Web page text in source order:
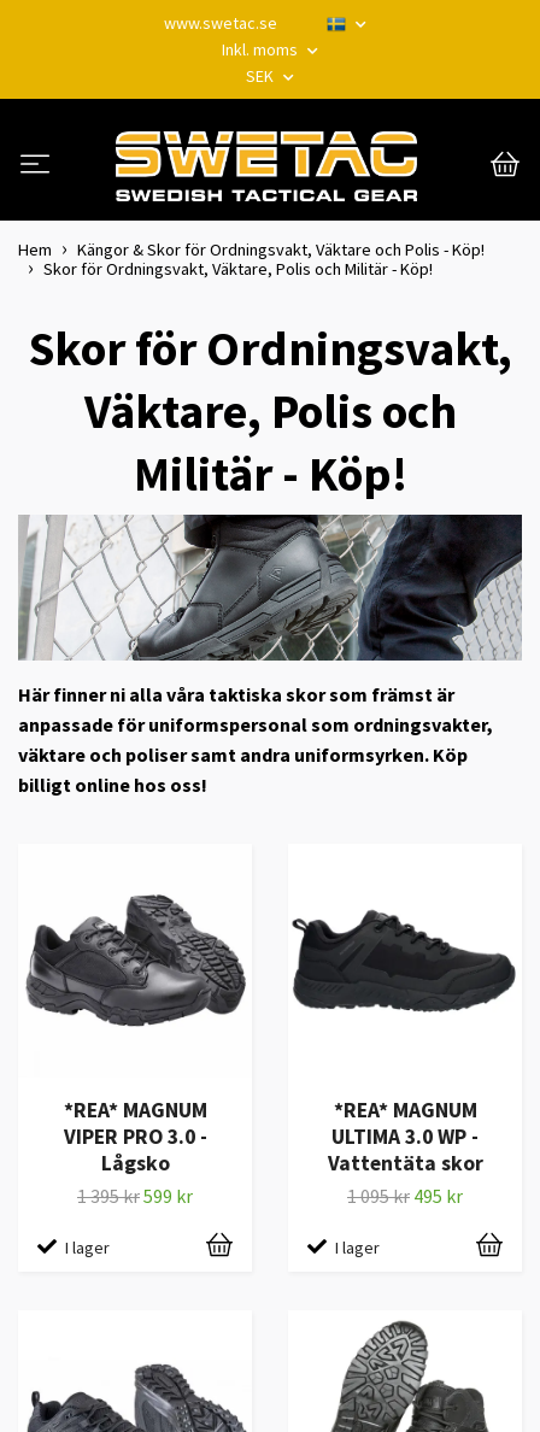
www.swetac.se
Inkl. moms
SEK
Hem
Kängor & Skor för Ordningsvakt, Väktare och Polis - Köp!
Skor för Ordningsvakt, Väktare, Polis och Militär - Köp!
Skor för Ordningsvakt,
Väktare, Polis och
Militär - Köp!
Här finner ni alla våra taktiska skor som främst är
anpassade för uniformspersonal som ordningsvakter,
väktare och poliser samt andra uniformsyrken. Köp
billigt online hos oss!
*REA* MAGNUM
VIPER PRO 3.0 -
Lågsko
1 395 kr599 kr
I lager
*REA* MAGNUM
ULTIMA 3.0 WP -
Vattentäta skor
1 095 kr 495 kr
I lager